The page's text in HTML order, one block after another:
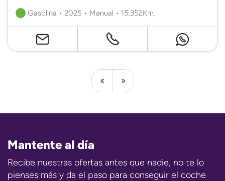
Gasolina • 2025 • Manual • 15.352Km.
« »
Mantente al día
Recibe nuestras ofertas antes que nadie, no te lo
pienses más y da el paso para conseguir el coche